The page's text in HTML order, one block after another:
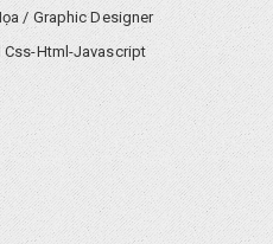
/ Graphic Designer
Css-Html-Javascript